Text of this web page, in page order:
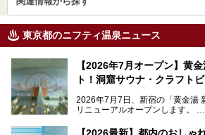
東京都のニフティ温泉ニュース
【2026年7月オープン】黄
ト！洞窟サウナ・クラフト
2026年7月7日、新宿の「黄金湯
リニューアルオープンします。
レトロでノスタルジックなタイ
【2026最新】都内のおしゃ